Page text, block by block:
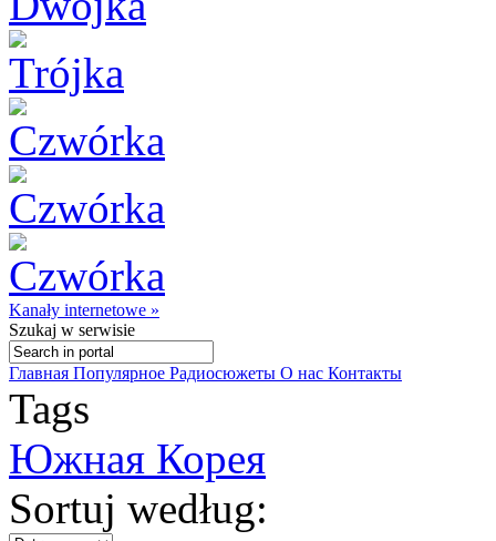
Kanały internetowe »
Szukaj w serwisie
Главная Популярное Радиосюжеты О нас Контакты
Tags
Южная Корея
Sortuj według: